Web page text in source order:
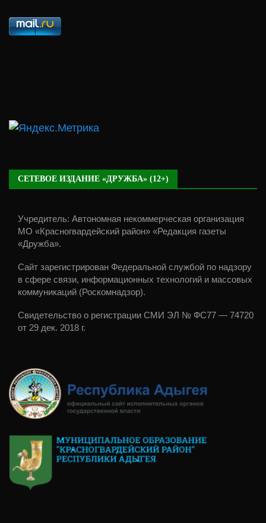
СЕТЕВОЕ ИЗДАНИЕ «ДРУЖБА» (12+)
Учредитель: Автономная некоммерческая организация
МО «Красногвардейский район» «Редакция газеты
«Дружба».
Сайт зарегистрирован Федеральной службой по надзору
в сфере связи, информационных технологий и массовых
коммуникаций (Роскомнадзор).
Свидетельство о регистрации СМИ ЭЛ № ФС77 — 74720
от 29 дек. 2018 г.